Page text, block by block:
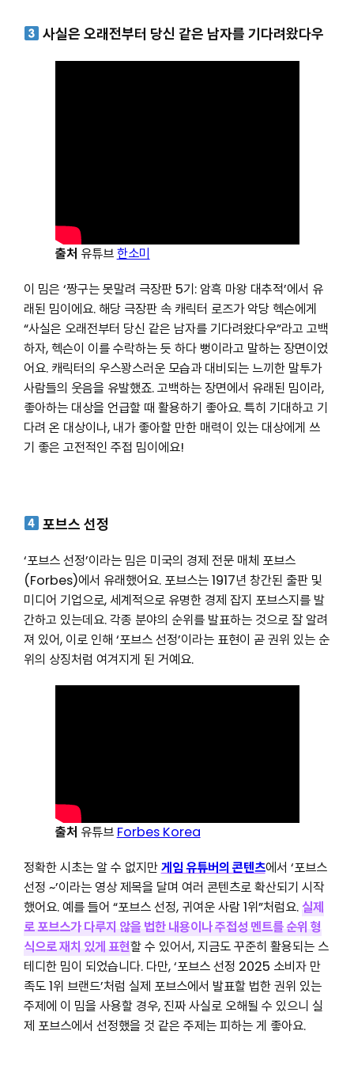
사실은 오래전부터 당신 같은 남자를 기다려왔다우
출처 유튜브한소미
이 밈은 ‘짱구는 못말려 극장판 5기: 암흑 마왕 대추적’에서 유
래된 밈이에요. 해당 극장판 속 캐릭터 로즈가 악당 헥슨에게
“사실은 오래전부터 당신 같은 남자를 기다려왔다우”라고 고백
하자, 헥슨이 이를 수락하는 듯 하다 뻥이라고 말하는 장면이었
어요. 캐릭터의 우스꽝스러운 모습과 대비되는 느끼한 말투가
사람들의 웃음을 유발했죠. 고백하는 장면에서 유래된 밈이라,
좋아하는 대상을 언급할 때 활용하기 좋아요. 특히 기대하고 기
다려 온 대상이나, 내가 좋아할 만한 매력이 있는 대상에게 쓰
기 좋은 고전적인 주접 밈이에요!
포브스 선정
‘포브스 선정’이라는 밈은 미국의 경제 전문 매체 포브스
(Forbes)에서 유래했어요. 포브스는 1917년 창간된 출판 및
미디어 기업으로, 세계적으로 유명한 경제 잡지 포브스지를 발
간하고 있는데요. 각종 분야의 순위를 발표하는 것으로 잘 알려
져 있어, 이로 인해 ‘포브스 선정’이라는 표현이 곧 권위 있는 순
위의 상징처럼 여겨지게 된 거예요.
출처 유튜브 Forbes Korea
정확한 시초는 알 수 없지만게임 유튜버의 콘텐츠에서 ‘포브스
선정 ~’이라는 영상 제목을 달며 여러 콘텐츠로 확산되기 시작
했어요. 예를 들어 “포브스 선정, 귀여운 사람 1위”처럼요.실제
로 포브스가 다루지 않을 법한 내용이나 주접성 멘트를 순위 형
식으로 재치 있게 표현할 수 있어서, 지금도 꾸준히 활용되는 스
테디한 밈이 되었습니다. 다만, ‘포브스 선정 2025 소비자 만
족도 1위 브랜드’처럼 실제 포브스에서 발표할 법한 권위 있는
주제에 이 밈을 사용할 경우, 진짜 사실로 오해될 수 있으니 실
제 포브스에서 선정했을 것 같은 주제는 피하는 게 좋아요.